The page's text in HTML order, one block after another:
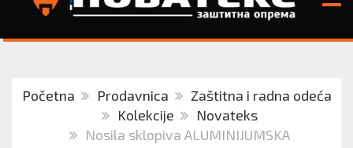
Početna Prodavnica
Zaštitna i radna odeća
Kolekcije
Novateks
Nosila sklopiva ALUMINIJUMSKA